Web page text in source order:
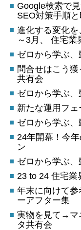
Google検索で
SEO対策手順
進化する変化
～3月、 住宅業
ゼロから学ぶ、
問合せはこう
共有会
ゼロから学ぶ、
新たな運用フ
ゼロから学ぶ、
24年開幕！今
ン
ゼロから学ぶ、
23 to 24 住宅業
年末に向けて
ーアフター集
実物を見て→マ
タ共有会